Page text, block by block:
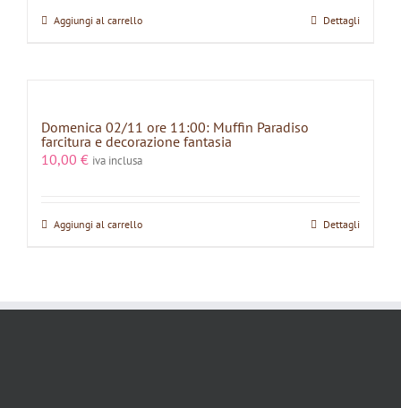
Aggiungi al carrello Dettagli
Domenica 02/11 ore 11:00: Muffin Paradiso
farcitura e decorazione fantasia
10,00 € iva inclusa
Aggiungi al carrello Dettagli